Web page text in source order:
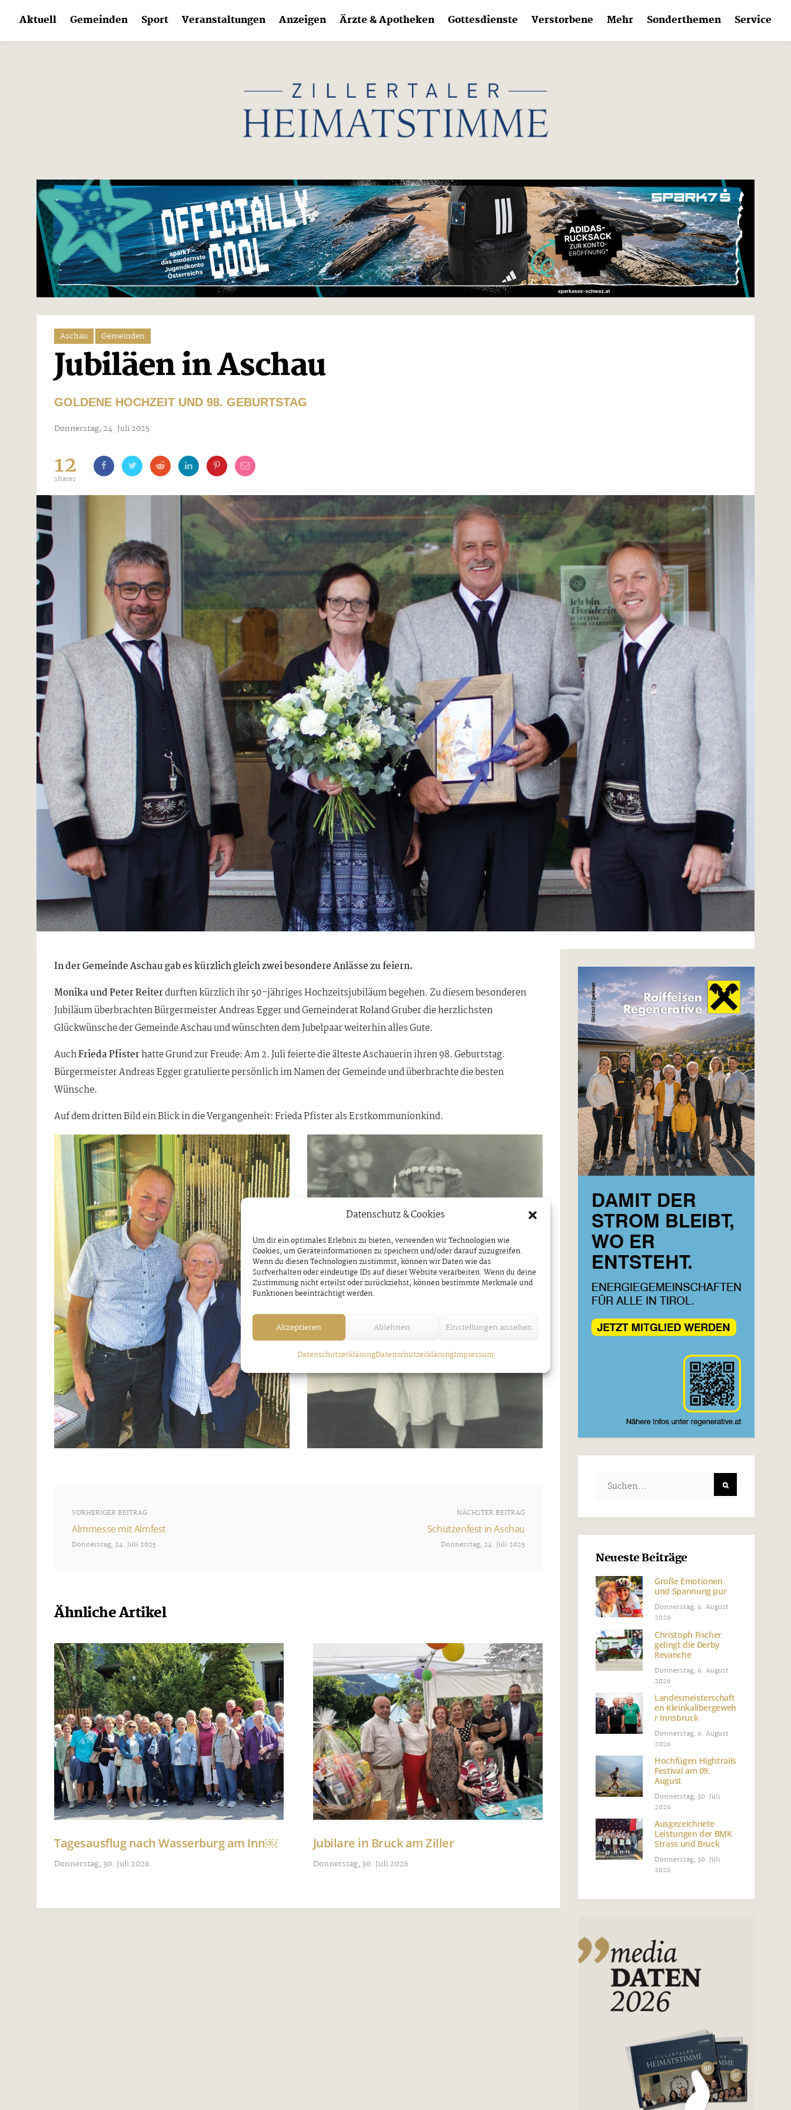
Datenschutz & Cookies
Um dir ein optimales Erlebnis zu bieten, verwenden wir Technologien wie
Cookies, um Geräteinformationen zu speichern und/oder darauf zuzugreifen.
Wenn du diesen Technologien zustimmst, können wir Daten wie das
Surfverhalten oder eindeutige IDs auf dieser Website verarbeiten. Wenn du deine
Zustimmung nicht erteilst oder zurückziehst, können bestimmte Merkmale und
Funktionen beeinträchtigt werden.
Akzeptieren Ablehnen Einstellungen ansehen
DatenschutzerklärungDatenschutzerklärungImpressum
content
Aktuell Gemeinden Sport Veranstaltungen Anzeigen Ärzte & Apotheken Gottesdienste Verstorbene Mehr Sonderthemen Service
Aschau Gemeinden
Jubiläen in Aschau
GOLDENE HOCHZEIT UND 98. GEBURTSTAG
Donnerstag, 24. Juli 2025
12
shares
In der Gemeinde Aschau gab es kürzlich gleich zwei besondere Anlässe zu feiern.
Monika und Peter Reiterdurften kürzlich ihr 50-jähriges Hochzeitsjubiläum begehen. Zu diesem besonderen
Jubiläum überbrachten Bürgermeister Andreas Egger und Gemeinderat Roland Gruber die herzlichsten
Glückwünsche der Gemeinde Aschau und wünschten dem Jubelpaar weiterhin alles Gute.
AuchFrieda Pfisterhatte Grund zur Freude: Am 2. Juli feierte die älteste Aschauerin ihren 98. Geburtstag.
Bürgermeister Andreas Egger gratulierte persönlich im Namen der Gemeinde und überbrachte die besten
Wünsche.
Auf dem dritten Bild ein Blick in die Vergangenheit: Frieda Pfister als Erstkommunionkind.
VORHERIGER BEITRAG
Almmesse mit Almfest
Donnerstag, 24. Juli 2025
NÄCHSTER BEITRAG
Schützenfest in Aschau
Donnerstag, 24. Juli 2025
Ähnliche Artikel
Tagesausflug nach Wasserburg am Inn￼
Donnerstag, 30. Juli 2026
Jubilare in Bruck am Ziller
Donnerstag, 30. Juli 2026
Neueste Beiträge
Große Emotionen
und Spannung pur
Donnerstag, 6. August
2026
Christoph Fischer
gelingt die Derby
Revanche
Donnerstag, 6. August
2026
Landesmeisterschaft
en Kleinkalibergeweh
r Innsbruck
Donnerstag, 6. August
2026
Hochfügen Hightrails
Festival am 09.
August
Donnerstag, 30. Juli
2026
Ausgezeichnete
Leistungen der BMK
Strass und Bruck
Donnerstag, 30. Juli
2026